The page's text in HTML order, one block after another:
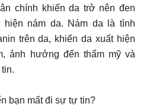
chính khiến da trở nên đen
hiện nám da. Nám da là tình
trên da, khiến da xuất hiện
ảnh hưởng đến thẩm mỹ và
bạn mất đi sự tự tin?